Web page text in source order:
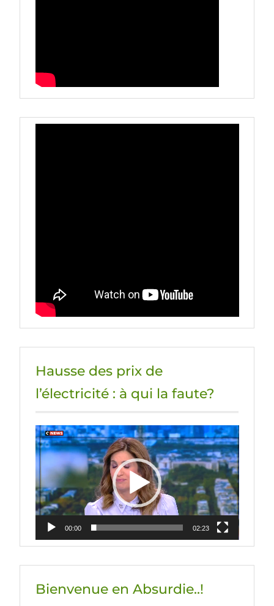
Hausse des prix de
l’électricité : à qui la faute?
Lecteur
vidéo
00:00 02:23
Bienvenue en Absurdie..!